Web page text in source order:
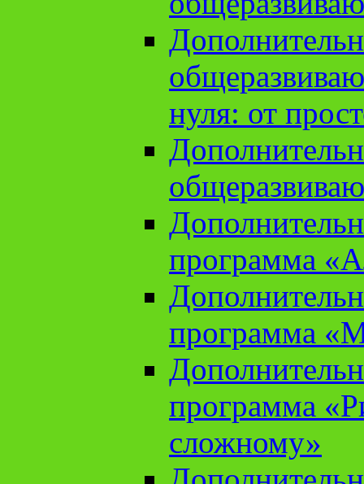
нуля: от
программа
программа
программа
сложному»